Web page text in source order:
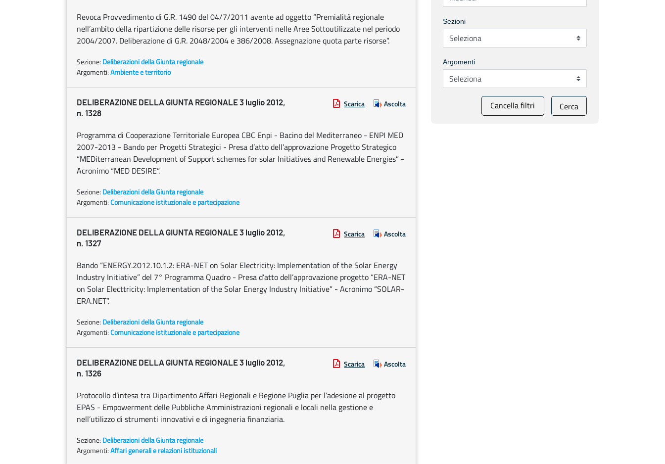
Revoca Provvedimento di G.R. 1490 del 04/7/2011 avente ad oggetto “Premialità regionale
nell’ambito della ripartizione delle risorse per gli interventi nelle Aree Sottoutilizzate nel periodo
2004/2007. Deliberazione di G.R. 2048/2004 e 386/2008. Assegnazione quota parte risorse”.
Sezione: Deliberazioni della Giunta regionale
Argomenti:Ambiente e territorio
DELIBERAZIONE DELLA GIUNTA REGIONALE 3 luglio 2012,
n. 1328
Scarica Ascolta
Programma di Cooperazione Territoriale Europea CBC Enpi - Bacino del Mediterraneo - ENPI MED
2007-2013 - Bando per Progetti Strategici - Presa d’atto dell’approvazione Progetto Strategico
“MEDiterranean Development of Support schemes for solar Initiatives and Renewable Energies” -
Acronimo “MED DESIRE”.
Sezione: Deliberazioni della Giunta regionale
Argomenti:Comunicazione istituzionale e partecipazione
DELIBERAZIONE DELLA GIUNTA REGIONALE 3 luglio 2012,
n. 1327
Scarica Ascolta
Bando “ENERGY.2012.10.1.2: ERA-NET on Solar Electricity: Implementation of the Solar Energy
Industry Initiative” del 7° Programma Quadro - Presa d’atto dell’approvazione progetto “ERA-NET
on Solar Electtricity: Implementation of the Solar Energy Industry Initiative” - Acronimo “SOLAR-
ERA.NET”.
Sezione: Deliberazioni della Giunta regionale
Argomenti:Comunicazione istituzionale e partecipazione
DELIBERAZIONE DELLA GIUNTA REGIONALE 3 luglio 2012,
n. 1326
Scarica Ascolta
Protocollo d’intesa tra Dipartimento Affari Regionali e Regione Puglia per l’adesione al progetto
EPAS - Empowerment delle Pubbliche Amministrazioni regionali e locali nella gestione e
nell’utilizzo di strumenti innovativi e di ingegneria finanziaria.
Sezione: Deliberazioni della Giunta regionale
Argomenti:Affari generali e relazioni istituzionali
Sezioni
Argomenti
Cancella filtri Cerca